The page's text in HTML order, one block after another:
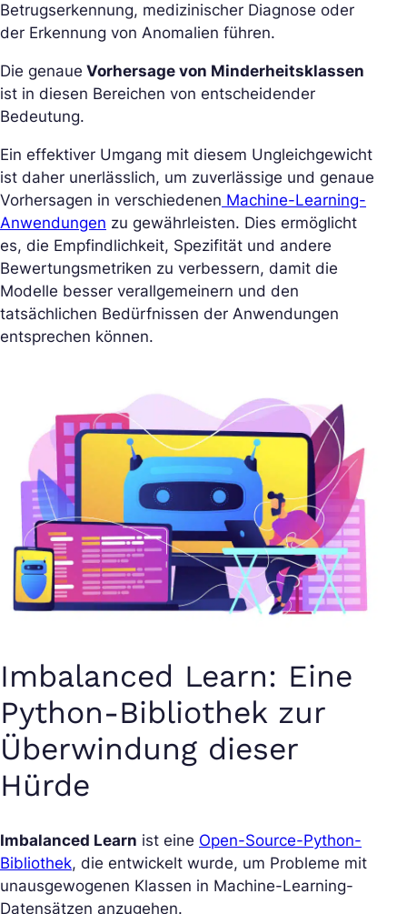
Betrugserkennung, medizinischer Diagnose oder
der Erkennung von Anomalien führen.
Die genaue Vorhersage von Minderheitsklassen
ist in diesen Bereichen von entscheidender
Bedeutung.
Ein effektiver Umgang mit diesem Ungleichgewicht
ist daher unerlässlich, um zuverlässige und genaue
Vorhersagen in verschiedenen Machine-Learning-
Anwendungen zu gewährleisten. Dies ermöglicht
es, die Empfindlichkeit, Spezifität und andere
Bewertungsmetriken zu verbessern, damit die
Modelle besser verallgemeinern und den
tatsächlichen Bedürfnissen der Anwendungen
entsprechen können.
Imbalanced Learn: Eine
Python-Bibliothek zur
Überwindung dieser
Hürde
Imbalanced Learn ist eine Open-Source-Python-
Bibliothek, die entwickelt wurde, um Probleme mit
unausgewogenen Klassen in Machine-Learning-
Datensätzen anzugehen.